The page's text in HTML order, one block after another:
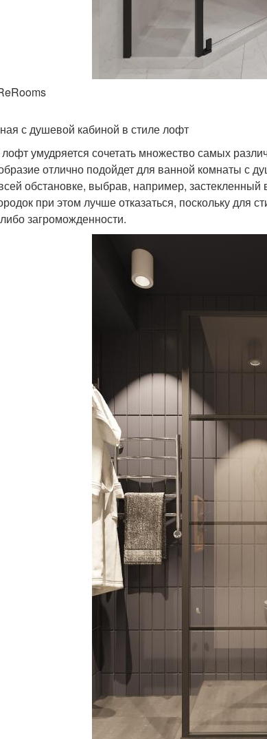
с душевой кабиной в стиле лофт
умудряется сочетать множество самых
отлично подойдет для ванной комнаты с
обстановке, выбрав, например,
при этом лучше отказаться, поскольку для
загроможденности.